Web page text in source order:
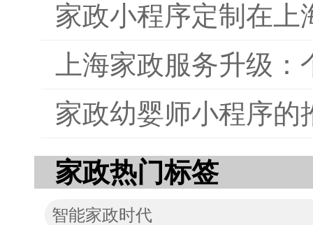
家政小程序定制在上
上海家政服务升级
家政幼婴师小程序的
家政热门标签
智能家政时代